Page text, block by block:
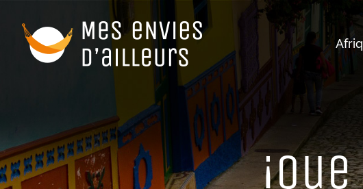
contenu